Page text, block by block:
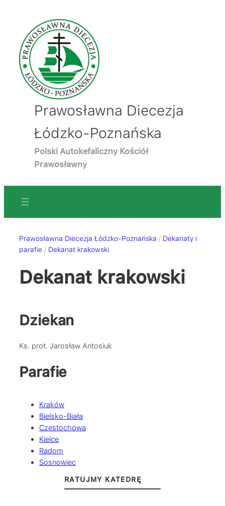
Prawosławna Diecezja
Łódzko-Poznańska
Polski Autokefaliczny Kościół
Prawosławny
Prawosławna Diecezja Łódzko-Poznańska / Dekanaty i
parafie / Dekanat krakowski
Dekanat krakowski
Dziekan
Ks. prot. Jarosław Antosiuk
Parafie
Kraków
Bielsko-Biała
Częstochowa
Kielce
Radom
Sosnowiec
RATUJMY KATEDRĘ